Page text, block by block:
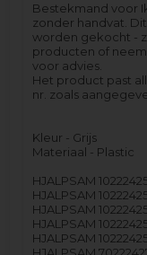
Bestekmand voor
zonder handvat.
worden gekocht -
producten of
voor advies.
Het product past
nr. zoals
Kleur - Grijs
Materiaal - Plastic
HJALPSAM
HJALPSAM
HJALPSAM
HJALPSAM
HJALPSAM